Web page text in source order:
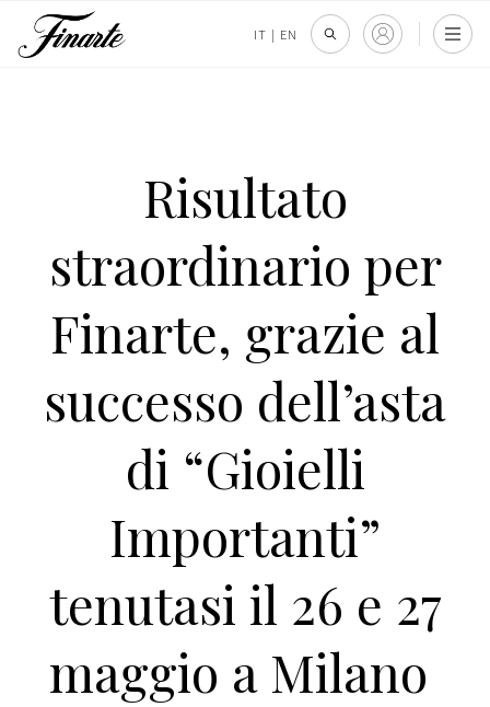
IT | EN
Risultato
straordinario per
Finarte, grazie al
successo dell’asta
di “Gioielli
Importanti”
tenutasi il 26 e 27
maggio a Milano